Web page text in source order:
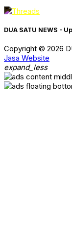
DUA SATU NEWS -
Copyright © 2026
Jasa Website
expand_less